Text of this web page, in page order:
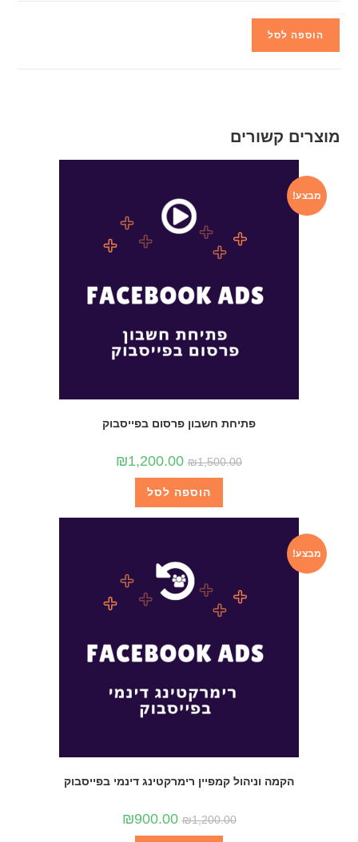
הוספה לסל
מוצרים קשורים
מבצע!
פתיחת חשבון פרסום בפייסבוק
₪1,500.00
₪1,200.00
הוספה לסל
מבצע!
הקמה וניהול קמפיין רימרקטינג דינמי בפייסבוק
₪1,200.00
₪900.00